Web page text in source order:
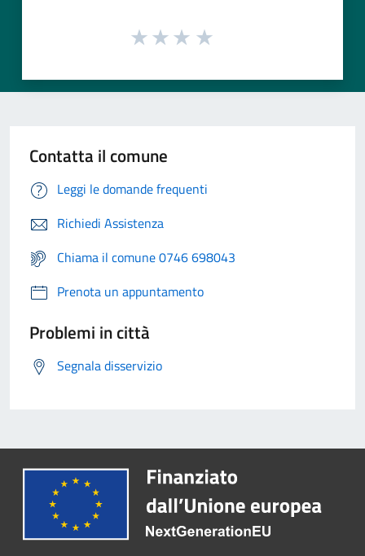
Contatta il comune
Leggi le domande frequenti
Richiedi Assistenza
Chiama il comune 0746 698043
Prenota un appuntamento
Problemi in città
Segnala disservizio